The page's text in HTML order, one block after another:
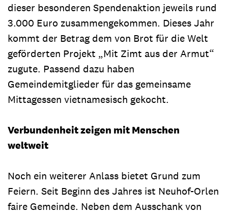
dieser besonderen Spendenaktion jeweils rund
3.000 Euro zusammengekommen. Dieses Jahr
kommt der Betrag dem von Brot für die Welt
geförderten Projekt „Mit Zimt aus der Armut“
zugute. Passend dazu haben
Gemeindemitglieder für das gemeinsame
Mittagessen vietnamesisch gekocht.
Verbundenheit zeigen mit Menschen
weltweit
Noch ein weiterer Anlass bietet Grund zum
Feiern. Seit Beginn des Jahres ist Neuhof-Orlen
faire Gemeinde. Neben dem Ausschank von